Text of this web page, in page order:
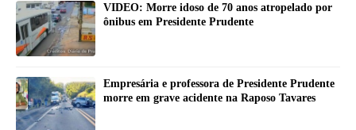
VIDEO: Morre idoso de 70 anos atropelado por
ônibus em Presidente Prudente
Empresária e professora de Presidente Prudente
morre em grave acidente na Raposo Tavares